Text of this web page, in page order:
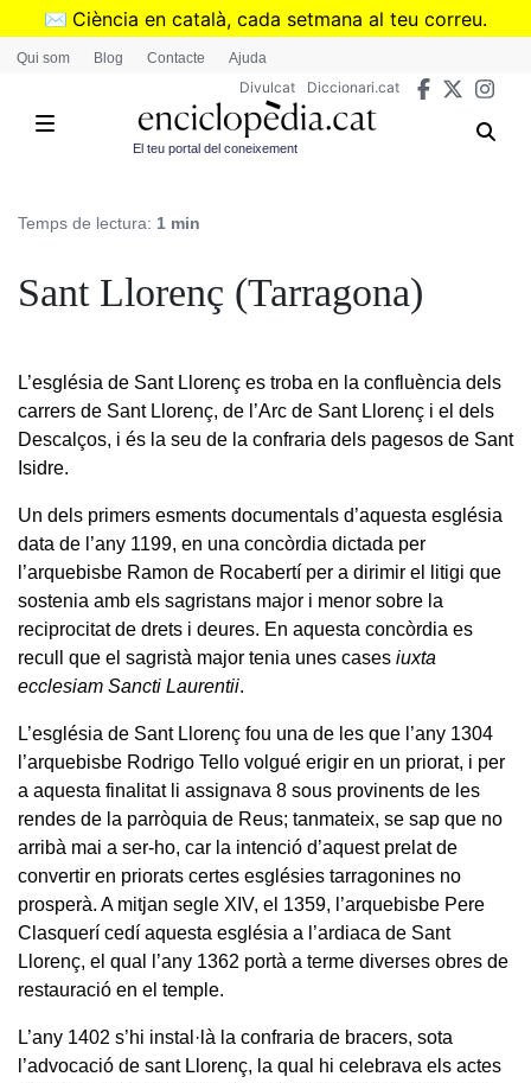
Vés
✉️ Ciència en català, cada setmana al teu correu.
➜Subscriu-te al butlletí de Divulcat
Qui som Blog Contacte Ajuda
Divulcat Diccionari.cat
El teu portal del coneixement
Temps de lectura: 1 min
Sant Llorenç (Tarragona)
L’església de Sant Llorenç es troba en la confluència dels
carrers de Sant Llorenç, de l’Arc de Sant Llorenç i el dels
Descalços, i és la seu de la confraria dels pagesos de Sant
Isidre.
Un dels primers esments documentals d’aquesta església
data de l’any 1199, en una concòrdia dictada per
l’arquebisbe Ramon de Rocabertí per a dirimir el litigi que
sostenia amb els sagristans major i menor sobre la
reciprocitat de drets i deures. En aquesta concòrdia es
recull que el sagristà major tenia unes cases iuxta
ecclesiam Sancti Laurentii.
L’església de Sant Llorenç fou una de les que l’any 1304
l’arquebisbe Rodrigo Tello volgué erigir en un priorat, i per
a aquesta finalitat li assignava 8 sous provinents de les
rendes de la parròquia de Reus; tanmateix, se sap que no
arribà mai a ser-ho, car la intenció d’aquest prelat de
convertir en priorats certes esglésies tarragonines no
prosperà. A mitjan segle XIV, el 1359, l’arquebisbe Pere
Clasquerí cedí aquesta església a l’ardiaca de Sant
Llorenç, el qual l’any 1362 portà a terme diverses obres de
restauració en el temple.
L’any 1402 s’hi instal·là la confraria de bracers, sota
l’advocació de sant Llorenç, la qual hi celebrava els actes